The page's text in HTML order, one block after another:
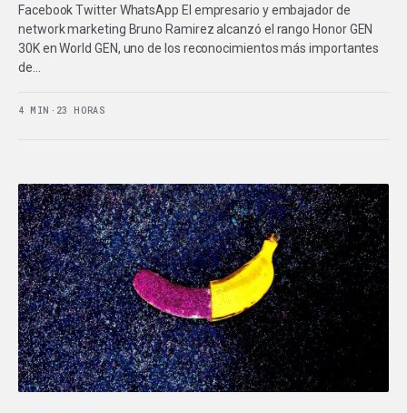
Facebook Twitter WhatsApp El empresario y embajador de
network marketing Bruno Ramirez alcanzó el rango Honor GEN
30K en World GEN, uno de los reconocimientos más importantes
de…
4 MIN · 23 HORAS